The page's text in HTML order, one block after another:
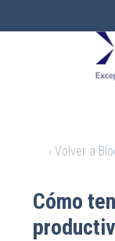
‹ Volver a
Cómo